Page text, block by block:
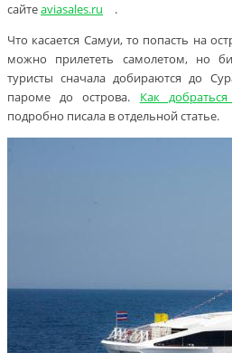
сайтеaviasales.ru
.
Что касается Самуи, то попасть на
можно прилететь самолетом, но
туристы сначала добираются до
пароме до острова. Как
подробно писала в отдельной статье.